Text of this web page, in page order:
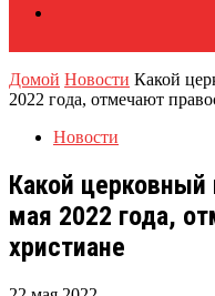
Домой Новости Какой
2022 года, отмечают
Новости
Какой церковный
мая 2022 года,
христиане